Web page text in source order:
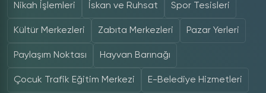
Nikah İşlemleri İskan ve Ruhsat Spor Tesisleri
Kültür Merkezleri Zabıta Merkezleri Pazar Yerleri
Paylaşım Noktası Hayvan Barınağı
Çocuk Trafik Eğitim Merkezi E-Belediye Hizmetleri